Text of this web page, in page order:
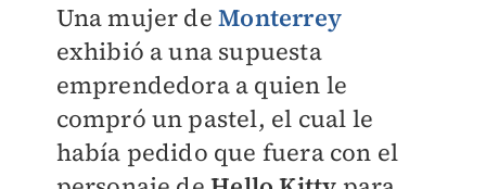
Una mujer deMonterrey
exhibió a una supuesta
emprendedora a quien le
compró un pastel, el cual le
había pedido que fuera con el